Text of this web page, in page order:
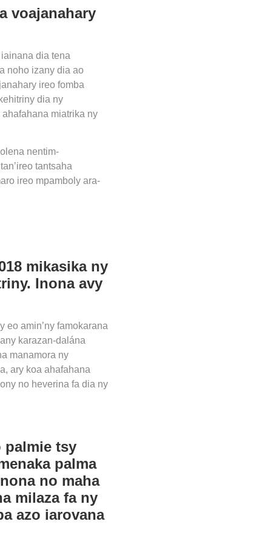
voajanahary
dia tena
noho izany dia ao
ireo fomba
dia ny
miatrika ny
nentim-
tantsaha
ireo mpamboly ara-
mikasika ny
Inona avy
eo amin’ny famokarana
karazan-dalána
manamora ny
ary koa ahafahana
no heverina fa dia ny
palmie tsy
palma
no maha
milaza fa ny
azo iarovana